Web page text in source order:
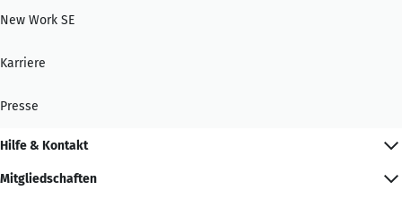
New Work SE
Karriere
Presse
Hilfe & Kontakt
Mitgliedschaften